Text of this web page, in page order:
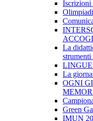
Iscrizioni
La
strumenti
La
OGNI
Green
IMUN